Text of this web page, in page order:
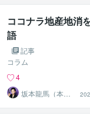
ココナラ地産地消
語
記事
コラム
4
坂本龍馬（本
名）